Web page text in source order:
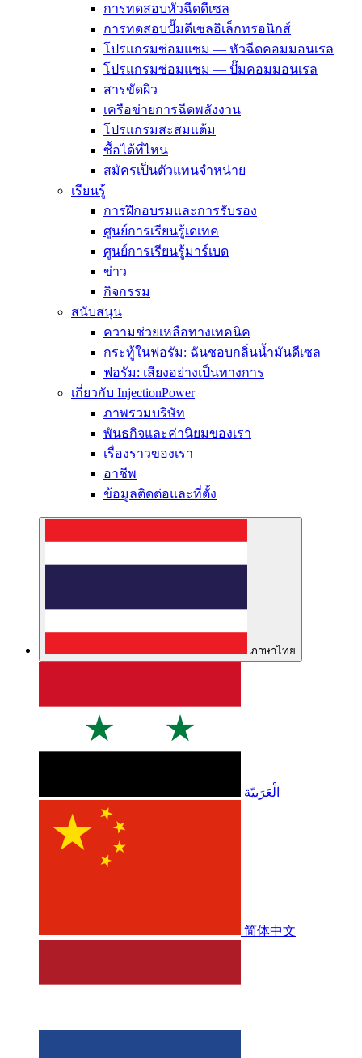
การทดสอบหัวฉีดดีเซล
การทดสอบปั๊มดีเซลอิเล็กทรอนิกส์
โปรแกรมซ่อมแซม — หัวฉีดคอมมอนเรล
โปรแกรมซ่อมแซม — ปั๊มคอมมอนเรล
สารขัดผิว
เครือข่ายการฉีดพลังงาน
โปรแกรมสะสมแต้ม
ซื้อได้ที่ไหน
สมัครเป็นตัวแทนจำหน่าย
เรียนรู้
การฝึกอบรมและการรับรอง
ศูนย์การเรียนรู้เดเทค
ศูนย์การเรียนรู้มาร์เบด
ข่าว
กิจกรรม
สนับสนุน
ความช่วยเหลือทางเทคนิค
กระทู้ในฟอรัม: ฉันชอบกลิ่นน้ำมันดีเซล
ฟอรัม: เสียงอย่างเป็นทางการ
เกี่ยวกับ InjectionPower
ภาพรวมบริษัท
พันธกิจและค่านิยมของเรา
เรื่องราวของเรา
อาชีพ
ข้อมูลติดต่อและที่ตั้ง
ภาษาไทย
الْعَرَبيّة
简体中文